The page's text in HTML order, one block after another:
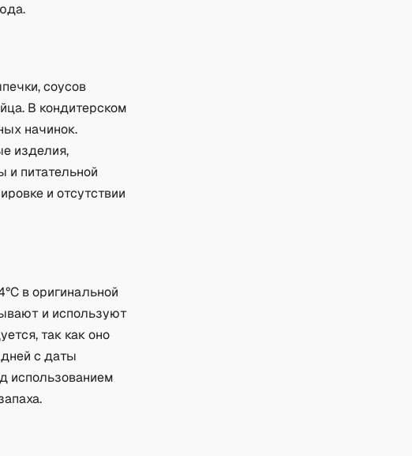
соусов
В кондитерском
начинок.
изделия,
и питательной
и отсутствии
в оригинальной
и используют
так как оно
с даты
использованием